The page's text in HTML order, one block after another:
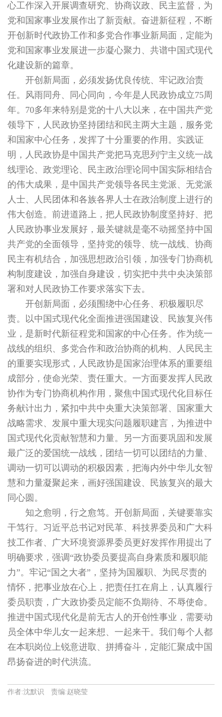
心工作深入开展调查研究、协商议政、民主监督，为
党和国家事业发展作出了新贡献。奋进新征程，不断
开创新时代政协工作和多党合作事业新局面，定能为
党和国家事业发展进一步凝心聚力、共谱中国式现代
化建设新的篇章。
开创新局面，必须发扬优良传统、牢记政治责
任。风雨同舟、同心同向，今年是人民政协成立75周
年。70多年来特别是党的十八大以来，在中国共产党
领导下，人民政协坚持团结和民主两大主题，服务党
和国家中心任务，发挥了十分重要的作用。实践证
明，人民政协是中国共产党把马克思列宁主义统一战
线理论、政党理论、民主政治理论同中国实际相结合
的伟大成果，是中国共产党领导各民主党派、无党派
人士、人民团体和各族各界人士在政治制度上进行的
伟大创造。前进道路上，把人民政协制度坚持好、把
人民政协事业发展好，最关键就是毫不动摇坚持中国
共产党的全面领导，坚持党的领导、统一战线、协商
民主有机结合，加强思想政治引领，加强专门协商机
构制度建设，加强自身建设，切实把中共中央决策部
署和对人民政协工作要求落实下去。
开创新局面，必须围绕中心任务、积极履职尽
责。以中国式现代化全面推进强国建设、民族复兴伟
业，是新时代新征程党和国家的中心任务。作为统一
战线的组织、多党合作和政治协商的机构、人民民主
的重要实现形式，人民政协是国家治理体系的重要组
成部分，使命光荣、责任重大。一方面要发挥人民政
协作为专门协商机构作用，聚焦中国式现代化目标任
务献计出力，紧扣中共中央重大决策部署、国家重大
战略需求、发展中重大现实问题履职建言，为推进中
国式现代化贡献智慧和力量。另一方面要巩固和发展
最广泛的爱国统一战线，团结一切可以团结的力量、
调动一切可以调动的积极因素，把海内外中华儿女智
慧和力量凝聚起来，画好强国建设、民族复兴的最大
同心圆。
知之愈明，行之愈笃。开创新局面，关键要靠实
干笃行。习近平总书记对民革、科技界委员和广大科
技工作者、广大环境资源界委员更好发挥作用提出了
明确要求，强调“政协委员要提高自身素质和履职能
力”。牢记“国之大者”，坚持为国履职、为民尽责的
情怀，把事业放在心上，把责任扛在肩上，认真履行
委员职责，广大政协委员定能不负期待、不辱使命。
推进中国式现代化是前无古人的开创性事业，需要动
员全体中华儿女一起来想、一起来干。我们每个人都
在本职岗位上锐意进取、拼搏奋斗，定能汇聚成中国
昂扬奋进的时代洪流。
作者:沈默识 责编:赵晓莹